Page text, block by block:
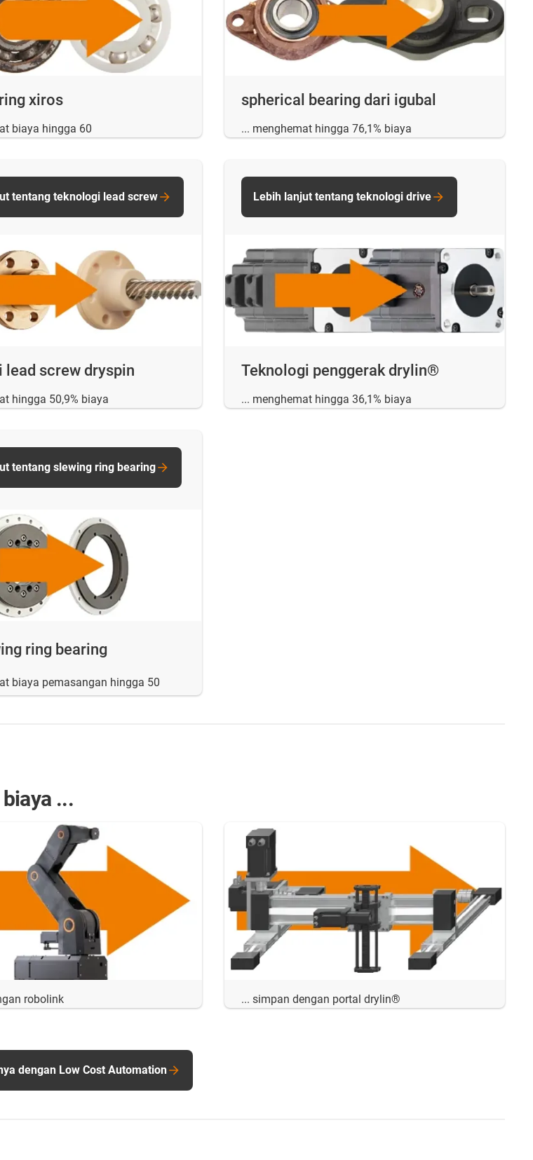
xiros
biaya hingga 60
spherical bearing dari igubal
... menghemat hingga 76,1% biaya
lead screw dryspin
hingga 50,9% biaya
tentang teknologi lead screw
Teknologi penggerak drylin®
... menghemat hingga 36,1% biaya
Lebih lanjut tentang teknologi drive
ring bearing
biaya pemasangan hingga 50
tentang slewing ring bearing
...
robolink ... simpan dengan portal drylin®
dengan Low Cost Automation